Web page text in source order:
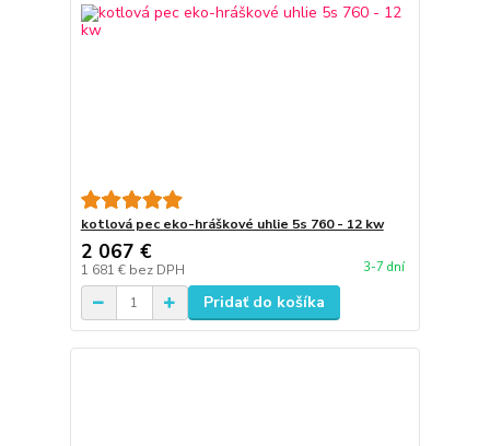
kotlová pec eko-hráškové uhlie 5s 760 - 12 kw
2 067 €
1 681 € bez DPH 3-7 dní
Pridať do košíka